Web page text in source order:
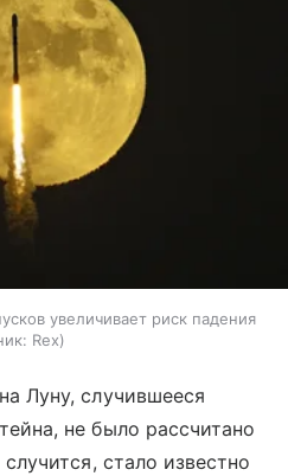
увеличивает риск падения
Rex
Луну, случившееся
не было рассчитано
стало известно